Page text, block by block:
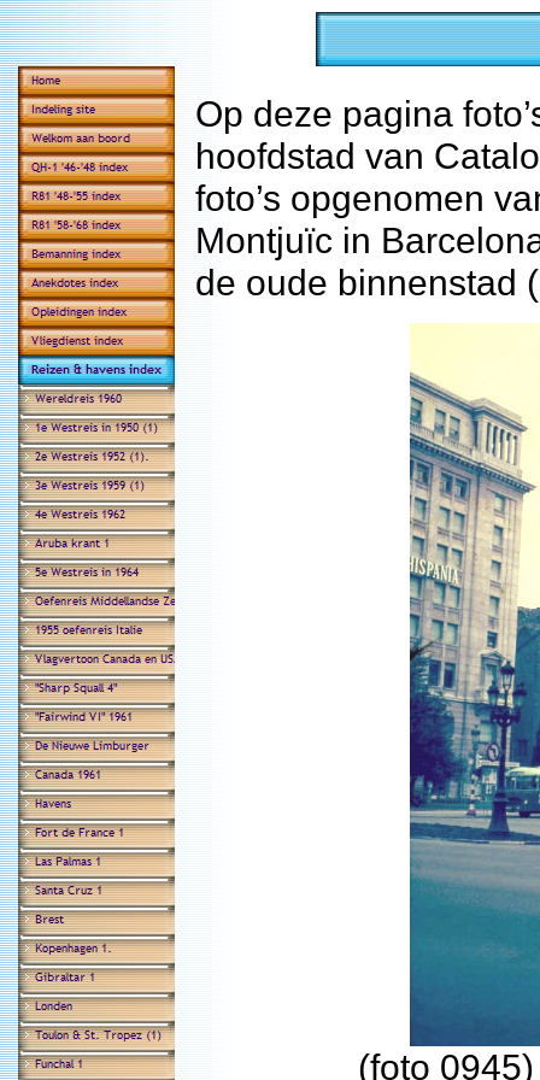
Op deze pagina
hoofdstad van
foto’s opgenomen
Montjuïc in
de oude binnenstad
(foto